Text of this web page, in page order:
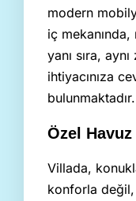
modern
iç
yanı sıra,
ihtiyacınıza
bulunmaktadır.
Özel
Villada,
konforla değil,